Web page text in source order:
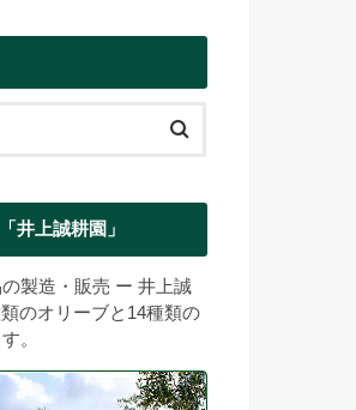
井上誠耕園」
製造・販売 ー 井上誠
のオリーブと14種類の
。